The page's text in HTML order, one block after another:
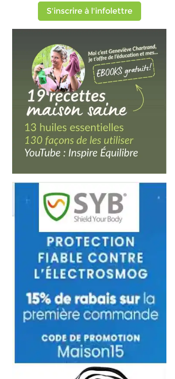
S'inscrire à l'infolettre